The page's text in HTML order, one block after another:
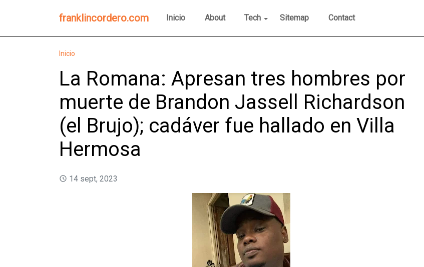
franklincordero.com Inicio About Tech Sitemap Contact
Inicio
La Romana: Apresan tres hombres por
muerte de Brandon Jassell Richardson
(el Brujo); cadáver fue hallado en Villa
Hermosa
14 sept, 2023